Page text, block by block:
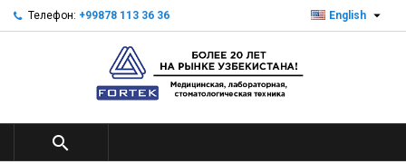
Телефон: +99878 113 36 36 English 
